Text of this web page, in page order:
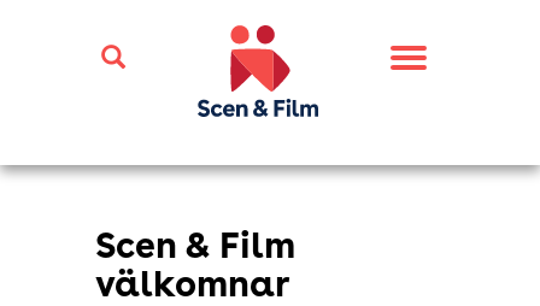
Toggle
Scen & Film
välkomnar